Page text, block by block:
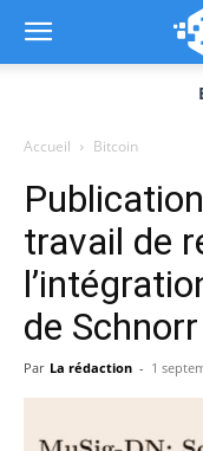
Accueil Bitcoin
travail de
de
Par La rédaction - 1